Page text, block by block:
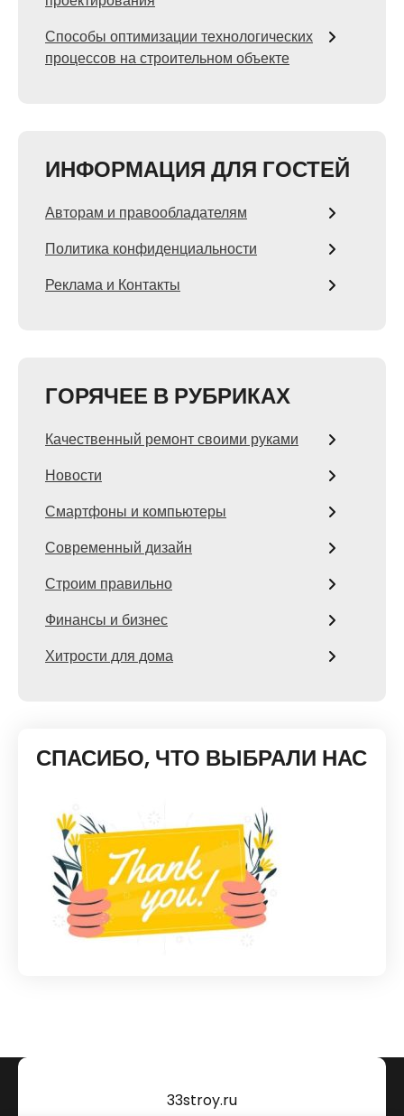
Способы оптимизации технологических
процессов на строительном объекте
ИНФОРМАЦИЯ ДЛЯ ГОСТЕЙ
Авторам и правообладателям
Политика конфиденциальности
Реклама и Контакты
ГОРЯЧЕЕ В РУБРИКАХ
Качественный ремонт своими руками
Новости
Смартфоны и компьютеры
Современный дизайн
Строим правильно
Финансы и бизнес
Хитрости для дома
СПАСИБО, ЧТО ВЫБРАЛИ НАС
33stroy.ru